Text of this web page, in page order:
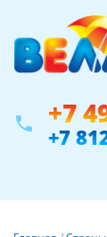
phone +7
+7